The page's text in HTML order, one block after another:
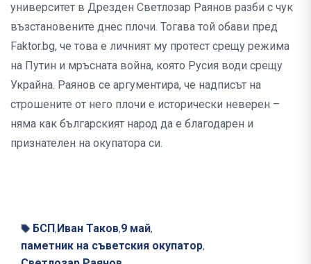
университет в Дрезден Светлозар Раянов разби с чук
възстановените днес плочи. Тогава той обави пред
Faktor.bg, че това е личният му протест срещу режима
на Путин и мръсната война, която Русия води срещу
Украйна. Раянов се аргументира, че надписът на
строшените от него плочи е исторически неверен –
няма как българският народ да е благодарен и
признателен на окупатора си.
БСП, Иван Таков,9 май,
паметник на съветския окупатор,